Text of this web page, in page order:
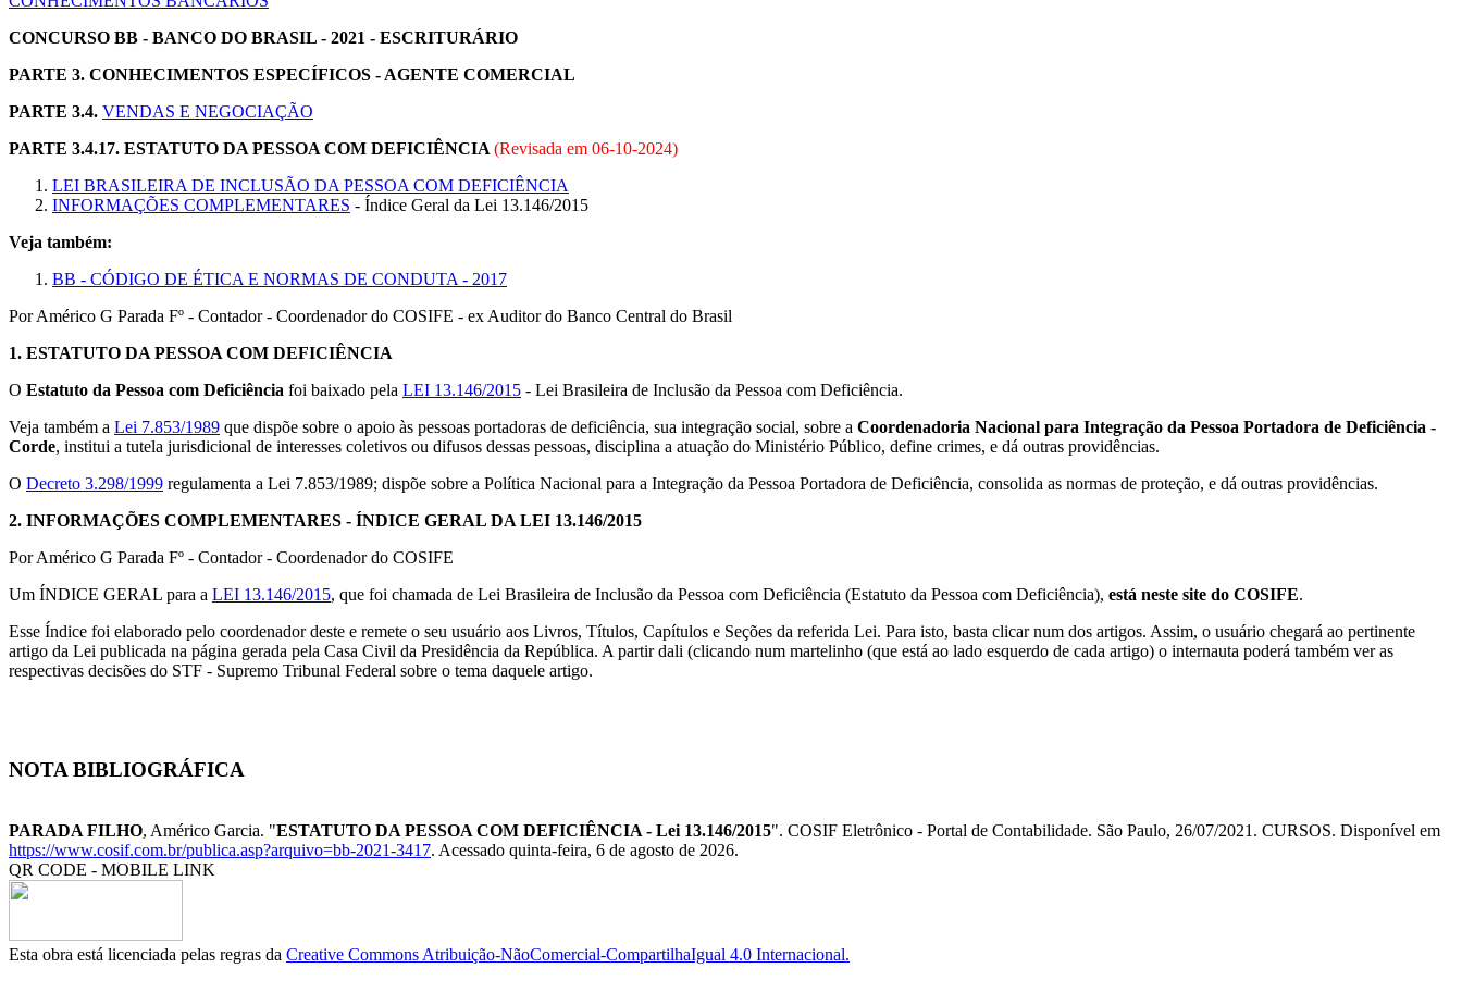
CONCURSO BB - BANCO DO BRASIL - 2021 - ESCRITURÁRIO
PARTE 3. CONHECIMENTOS ESPECÍFICOS - AGENTE COMERCIAL
PARTE 3.4. VENDAS E NEGOCIAÇÃO
PARTE 3.4.17. ESTATUTO DA PESSOA COM DEFICIÊNCIA (Revisada em 06-10-2024)
LEI BRASILEIRA DE INCLUSÃO DA PESSOA COM DEFICIÊNCIA
INFORMAÇÕES COMPLEMENTARES - Índice Geral da Lei 13.146/2015
Veja também:
BB - CÓDIGO DE ÉTICA E NORMAS DE CONDUTA - 2017
Por Américo G Parada Fº - Contador - Coordenador do COSIFE - ex Auditor do Banco Central do Brasil
1. ESTATUTO DA PESSOA COM DEFICIÊNCIA
O Estatuto da Pessoa com Deficiência foi baixado pela LEI 13.146/2015 - Lei Brasileira de Inclusão da Pessoa com Deficiência.
Veja também a Lei 7.853/1989 que dispõe sobre o apoio às pessoas portadoras de deficiência, sua integração social, sobre a Coordenadoria Nacional para Integração da Pessoa Portadora de Deficiência -
Corde, institui a tutela jurisdicional de interesses coletivos ou difusos dessas pessoas, disciplina a atuação do Ministério Público, define crimes, e dá outras providências.
O Decreto 3.298/1999 regulamenta a Lei 7.853/1989; dispõe sobre a Política Nacional para a Integração da Pessoa Portadora de Deficiência, consolida as normas de proteção, e dá outras providências.
2. INFORMAÇÕES COMPLEMENTARES - ÍNDICE GERAL DA LEI 13.146/2015
Por Américo G Parada Fº - Contador - Coordenador do COSIFE
Um ÍNDICE GERAL para a LEI 13.146/2015, que foi chamada de Lei Brasileira de Inclusão da Pessoa com Deficiência (Estatuto da Pessoa com Deficiência), está neste site do COSIFE.
Esse Índice foi elaborado pelo coordenador deste e remete o seu usuário aos Livros, Títulos, Capítulos e Seções da referida Lei. Para isto, basta clicar num dos artigos. Assim, o usuário chegará ao pertinente
artigo da Lei publicada na página gerada pela Casa Civil da Presidência da República. A partir dali (clicando num martelinho (que está ao lado esquerdo de cada artigo) o internauta poderá também ver as
respectivas decisões do STF - Supremo Tribunal Federal sobre o tema daquele artigo.
NOTA BIBLIOGRÁFICA
PARADA FILHO, Américo Garcia. "ESTATUTO DA PESSOA COM DEFICIÊNCIA - Lei 13.146/2015". COSIF Eletrônico - Portal de Contabilidade. São Paulo, 26/07/2021. CURSOS. Disponível em
https://www.cosif.com.br/publica.asp?arquivo=bb-2021-3417. Acessado quinta-feira, 6 de agosto de 2026.
QR CODE - MOBILE LINK
Esta obra está licenciada pelas regras da Creative Commons Atribuição-NãoComercial-CompartilhaIgual 4.0 Internacional.